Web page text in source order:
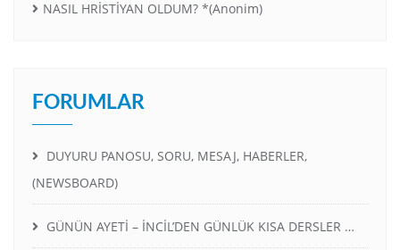
NASIL HRİSTİYAN OLDUM? *(Anonim)
FORUMLAR
DUYURU PANOSU, SORU, MESAJ, HABERLER,
(NEWSBOARD)
GÜNÜN AYETİ – İNCİL’DEN GÜNLÜK KISA DERSLER …